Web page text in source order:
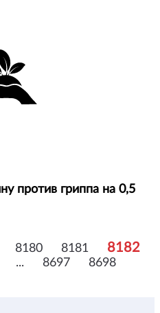
против гриппа на 0,5
8180 8181 8182
... 8697 8698